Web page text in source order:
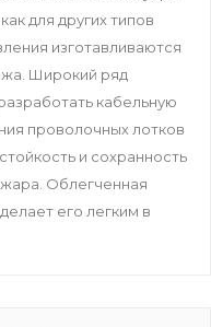
для других типов
изготавливаются
Широкий ряд
кабельную
проволочных лотков
и сохранность
Облегченная
его легким в